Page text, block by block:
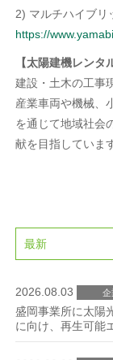
2) マルチハイブ
https://
【太陽建機レンタ
建設・土木の工事
産業車両や機械、
を通じて地域社会
献を目指しています
2026.08.03 企
盛岡事業所に太陽
に向け、再生可能